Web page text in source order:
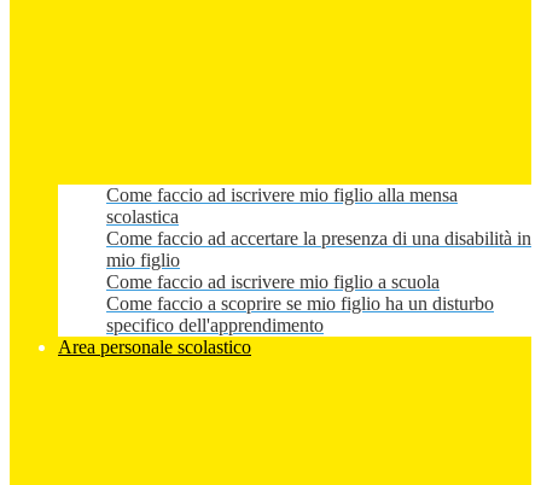
Come faccio ad iscrivere mio figlio alla mensa
scolastica
Come faccio ad accertare la presenza di una disabilità in
mio figlio
Come faccio ad iscrivere mio figlio a scuola
Come faccio a scoprire se mio figlio ha un disturbo
specifico dell'apprendimento
Area personale scolastico